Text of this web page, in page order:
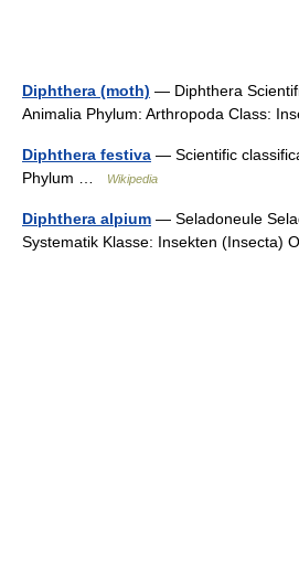
Diphthera (moth) — Diphthera
Animalia Phylum: Arthropoda Class:
Diphthera festiva — Scientific
Phylum …
Wikipedia
Diphthera alpium — Seladoneule
Systematik Klasse: Insekten (Insecta)